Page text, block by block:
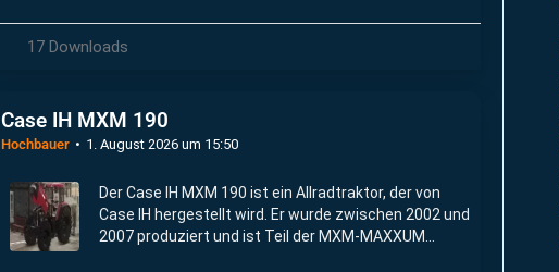
17 Downloads
Case IH MXM 190
Hochbauer 1. August 2026 um 15:50
Der Case IH MXM 190 ist ein Allradtraktor, der von
Case IH hergestellt wird. Er wurde zwischen 2002 und
2007 produziert und ist Teil der MXM-MAXXUM